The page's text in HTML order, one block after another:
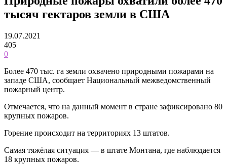
тысяч гектаров земли в США
19.07.2021
405
0
Более 470 тыс. га земли охвачено природными пожарами на
западе США, сообщает Национальный межведомственный
пожарный центр.
Отмечается, что на данный момент в стране зафиксировано 80
крупных пожаров.
Горение происходит на территориях 13 штатов.
Самая тяжёлая ситуация — в штате Монтана, где наблюдается
18 крупных пожаров.